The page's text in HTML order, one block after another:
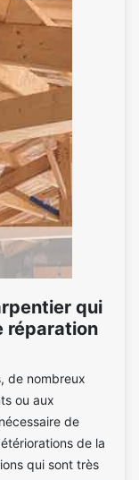
qui
réparation
de nombreux
ou aux
de
de la
qui sont très